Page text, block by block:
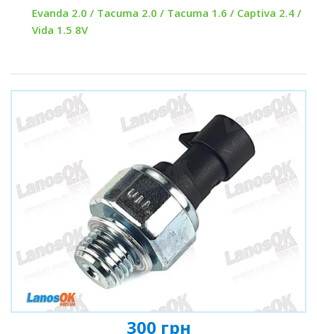
Evanda 2.0 / Tacuma 2.0 / Tacuma 1.6 / Captiva 2.4 /
Vida 1.5 8V
300 грн